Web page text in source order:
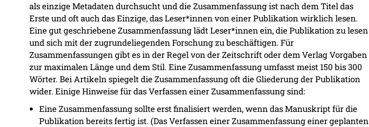
als einzige Metadaten durchsucht und die Zusammenfassung ist nach dem Titel das
Erste und oft auch das Einzige, das Leser*innen von einer Publikation wirklich lesen.
Eine gut geschriebene Zusammenfassung lädt Leser*innen ein, die Publikation zu lesen
und sich mit der zugrundeliegenden Forschung zu beschäftigen. Für
Zusammenfassungen gibt es in der Regel von der Zeitschrift oder dem Verlag Vorgaben
zur maximalen Länge und dem Stil. Eine Zusammenfassung umfasst meist 150 bis 300
Wörter. Bei Artikeln spiegelt die Zusammenfassung oft die Gliederung der Publikation
wider. Einige Hinweise für das Verfassen einer Zusammenfassung sind:
Eine Zusammenfassung sollte erst finalisiert werden, wenn das Manuskript für die
Publikation bereits fertig ist. (Das Verfassen einer Zusammenfassung einer geplanten